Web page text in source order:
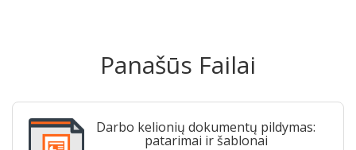
Panašūs Failai
Darbo kelionių dokumentų pildymas:
patarimai ir šablonai